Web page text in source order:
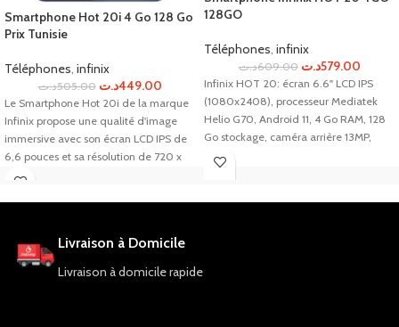
Smartphone Hot 20i 4 Go 128 Go
Prix Tunisie
Téléphones, infinix
505.00د.ت 449.00د.ت
Le Smartphone Hot 20i de la marque
Infinix propose une qualité d'image
immersive avec son écran LCD IPS de
6,6 pouces et sa résolution de 720 x
1612 pixels. Son processeur MediaTek
autonomie suffisante. Un choix idéal
pour une utilisation personnelle ou
128GO
Téléphones, infinix
609.00د.ت 579.00د.ت
Infinix HOT 20: écran 6.6" LCD IPS
(1080x2408), processeur Mediatek
Helio G70, Android 11, 4 Go RAM, 128
Go stockage, caméra arrière 13MP,
caméra avant 8MP, 4G, WiFi,
Livraison à Domicile
Livraison à domicile rapide